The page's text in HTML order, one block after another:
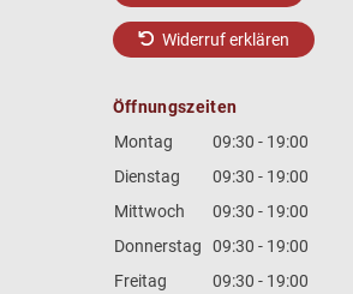
Widerruf erklären
Öffnungszeiten
Montag
09:30 - 19:00
Dienstag
09:30 - 19:00
Mittwoch
09:30 - 19:00
Donnerstag
09:30 - 19:00
Freitag
09:30 - 19:00